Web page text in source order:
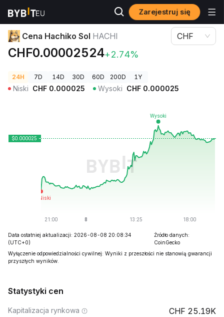
Zarejestruj się
Ceny kryptowalut Cena Hachiko Sol HACHI
Cena Hachiko Sol HACHI
CHF0.00002524+2.74%
CHF
24H 7D 14D 30D 60D 200D 1Y
Niski CHF 0.000025 Wysoki CHF 0.000025
Data ostatniej aktualizacji: 2026-08-08 20:08:34
(UTC+0)
Źródło danych:
CoinGecko
Wyłączenie odpowiedzialności cywilnej: Wyniki z przeszłości nie stanowią gwarancji
przyszłych wyników.
Statystyki cen
Kapitalizacja rynkowa 25.19K